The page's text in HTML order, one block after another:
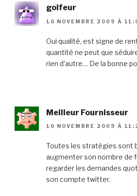
golfeur
10 NOVEMBRE 2009 À
Oui qualité, est signe de
quantité ne peut que
rien d’autre… De la bonne
Meilleur Fournisseur
10 NOVEMBRE 2009 À
Toutes les stratégies sont
augmenter son nombre de
regarder les demandes
son compte twitter.